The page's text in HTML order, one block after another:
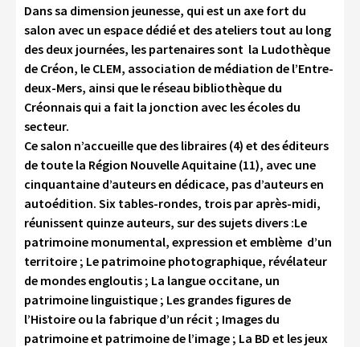
Dans sa dimension jeunesse, qui est un axe fort du
salon avec un espace dédié et des ateliers tout au long
des deux journées, les partenaires sont la Ludothèque
de Créon, le CLEM, association de médiation de l’Entre-
deux-Mers, ainsi que le réseau bibliothèque du
Créonnais qui a fait la jonction avec les écoles du
secteur.
Ce salon n’accueille que des libraires (4) et des éditeurs
de toute la Région Nouvelle Aquitaine (11), avec une
cinquantaine d’auteurs en dédicace, pas d’auteurs en
autoédition. Six tables-rondes, trois par après-midi,
réunissent quinze auteurs, sur des sujets divers :Le
patrimoine monumental, expression et emblème d’un
territoire ; Le patrimoine photographique, révélateur
de mondes engloutis ; La langue occitane, un
patrimoine linguistique ; Les grandes figures de
l’Histoire ou la fabrique d’un récit ; Images du
patrimoine et patrimoine de l’image ; La BD et les jeux